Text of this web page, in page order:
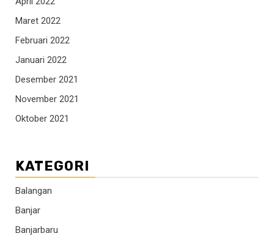
Maret 2022
Februari 2022
Januari 2022
Desember 2021
November 2021
Oktober 2021
KATEGORI
Balangan
Banjar
Banjarbaru